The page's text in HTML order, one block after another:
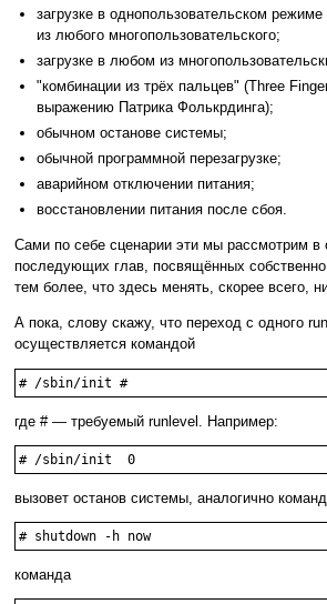
загрузке в однопользовательском
из любого многопользовательского;
загрузке в любом из
"комбинации из трёх пальцев" (Three
выражению Патрика Фолькрдинга);
обычном останове системы;
обычной программной перезагрузке;
аварийном отключении питания;
восстановлении питания после сбоя.
Сами по себе сценарии эти мы рассмотрим в
последующих глав, посвящённых
тем более, что здесь менять, скорее всего,
А пока, слову скажу, что переход с одного
осуществляется командой
# /sbin/init #
где # — требуемый runlevel. Например:
# /sbin/init  0
вызовет останов системы, аналогично
# shutdown -h now
команда